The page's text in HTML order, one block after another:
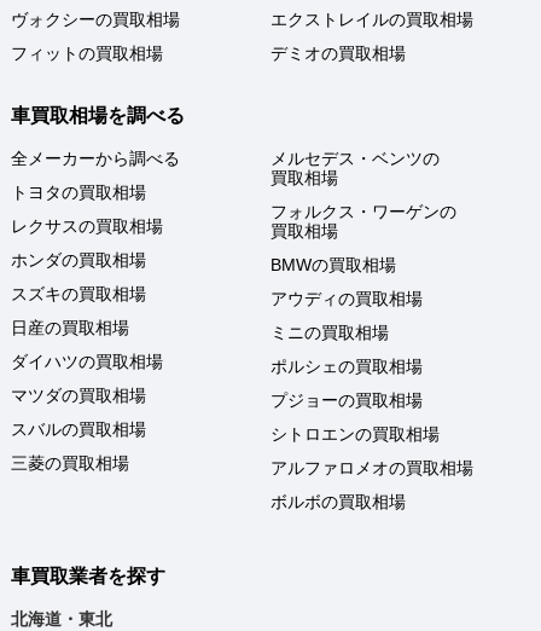
ヴォクシーの買取相場
フィットの買取相場
エクストレイルの買取相場
デミオの買取相場
車買取相場を調べる
全メーカーから調べる
トヨタの買取相場
レクサスの買取相場
ホンダの買取相場
スズキの買取相場
日産の買取相場
ダイハツの買取相場
マツダの買取相場
スバルの買取相場
三菱の買取相場
メルセデス・ベンツの
買取相場
フォルクス・ワーゲンの
買取相場
BMWの買取相場
アウディの買取相場
ミニの買取相場
ポルシェの買取相場
プジョーの買取相場
シトロエンの買取相場
アルファロメオの買取相場
ボルボの買取相場
車買取業者を探す
北海道・東北